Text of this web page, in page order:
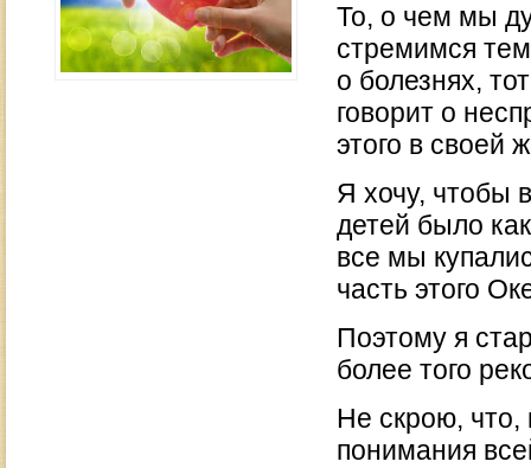
То, о чем мы
стремимся
о болезнях,
говорит о
этого в своей
Я хочу, чтобы
детей было
все мы
часть этого
Поэтому я
более того
Не скрою, что,
понимания